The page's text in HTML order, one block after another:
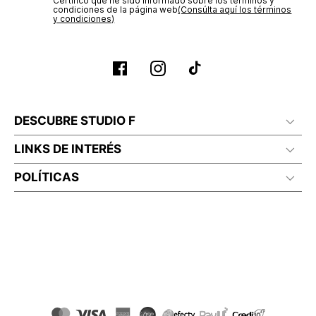
condiciones de la página web‎(Consúlta aquí los términos
y condiciones)
DESCUBRE STUDIO F
LINKS DE INTERÉS
POLÍTICAS